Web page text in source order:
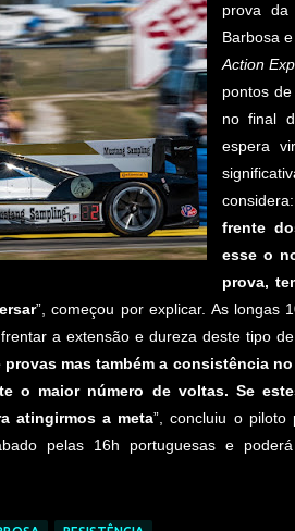
prova da
Barbosa
Action
pontos
no final
espera
considera:
frente
esse o
prova,
”, começou por explicar. As longas
a extensão e dureza deste tipo
mas também a consistência
o maior número de voltas. Se
atingirmos a meta”, concluiu o piloto
pelas 16h portuguesas e